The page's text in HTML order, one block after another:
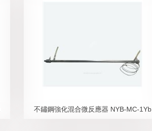
不鏽鋼強化混合微反應器 NYB-MC-1Yb